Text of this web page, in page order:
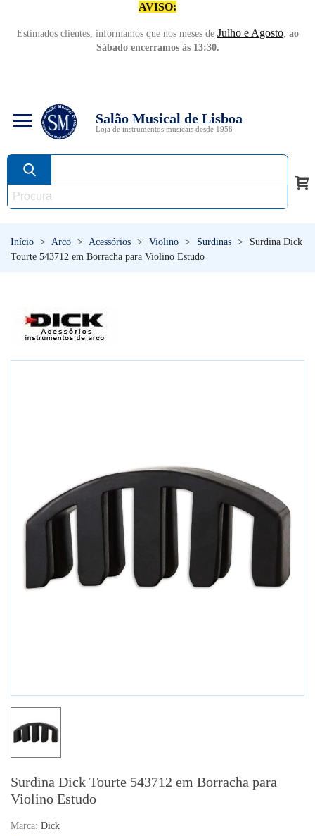
AVISO:
Estimados clientes, informamos que nos meses de Julho e Agosto, ao
Sábado encerramos às 13:30.
Salão Musical de Lisboa
Loja de instrumentos musicais desde 1958
Início > Arco > Acessórios > Violino > Surdinas >
Surdina Dick
Tourte 543712 em Borracha para Violino Estudo
Surdina Dick Tourte 543712 em Borracha para
Violino Estudo
Marca: Dick